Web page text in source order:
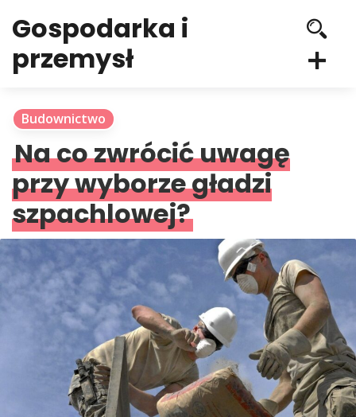
Gospodarka i
przemysł
Budownictwo
Na co zwrócić uwagę
przy wyborze gładzi
szpachlowej?